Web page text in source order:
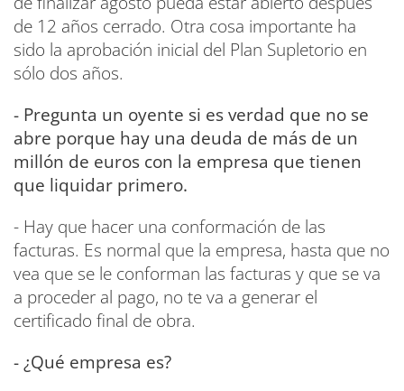
de 12 años cerrado. Otra cosa importante ha
sido la aprobación inicial del Plan Supletorio en
sólo dos años.
- Pregunta un oyente si es verdad que no se
abre porque hay una deuda de más de un
millón de euros con la empresa que tienen
que liquidar primero.
- Hay que hacer una conformación de las
facturas. Es normal que la empresa, hasta que no
vea que se le conforman las facturas y que se va
a proceder al pago, no te va a generar el
certificado final de obra.
- ¿Qué empresa es?